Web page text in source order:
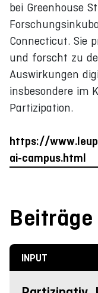
bei Greenhouse
Connecticut. Sie
und forscht zu
Auswirkungen
insbesondere im
Partizipation.
https://
ai-campus.html
Beiträge
INPUT